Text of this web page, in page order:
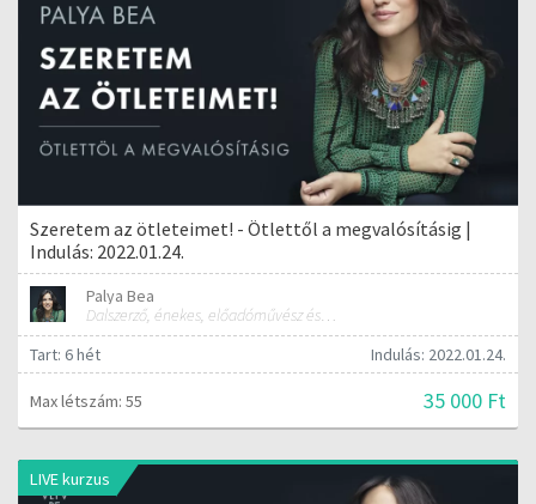
Szeretem az ötleteimet! - Ötlettől a megvalósításig |
Indulás: 2022.01.24.
Palya Bea
Dalszerző, énekes, előadóművész és tréner
Tart: 6 hét
Indulás: 2022.01.24.
Max létszám: 55 35 000 Ft
LIVE kurzus